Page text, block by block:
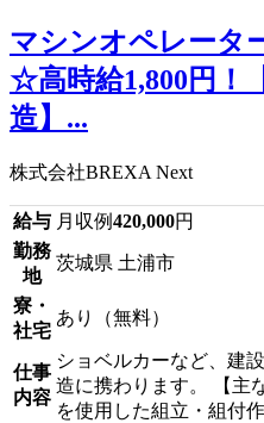
マシンオペレータ
☆高時給1,800円！
造】...
株式会社BREXA Next
給与 月収例420,000円
勤務
地
茨城県 土浦市
寮・
社宅
あり（無料）
仕事
内容
ショベルカーなど、建
造に携わります。 【主
を使用した組立・組付